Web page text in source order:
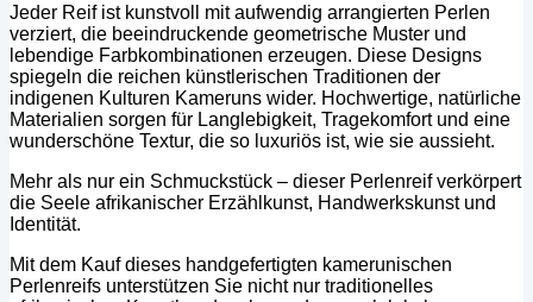
Jeder Reif ist kunstvoll mit aufwendig arrangierten Perlen
verziert, die beeindruckende geometrische Muster und
lebendige Farbkombinationen erzeugen. Diese Designs
spiegeln die reichen künstlerischen Traditionen der
indigenen Kulturen Kameruns wider. Hochwertige, natürliche
Materialien sorgen für Langlebigkeit, Tragekomfort und eine
wunderschöne Textur, die so luxuriös ist, wie sie aussieht.
Mehr als nur ein Schmuckstück – dieser Perlenreif verkörpert
die Seele afrikanischer Erzählkunst, Handwerkskunst und
Identität.
Mit dem Kauf dieses handgefertigten kamerunischen
Perlenreifs unterstützen Sie nicht nur traditionelles